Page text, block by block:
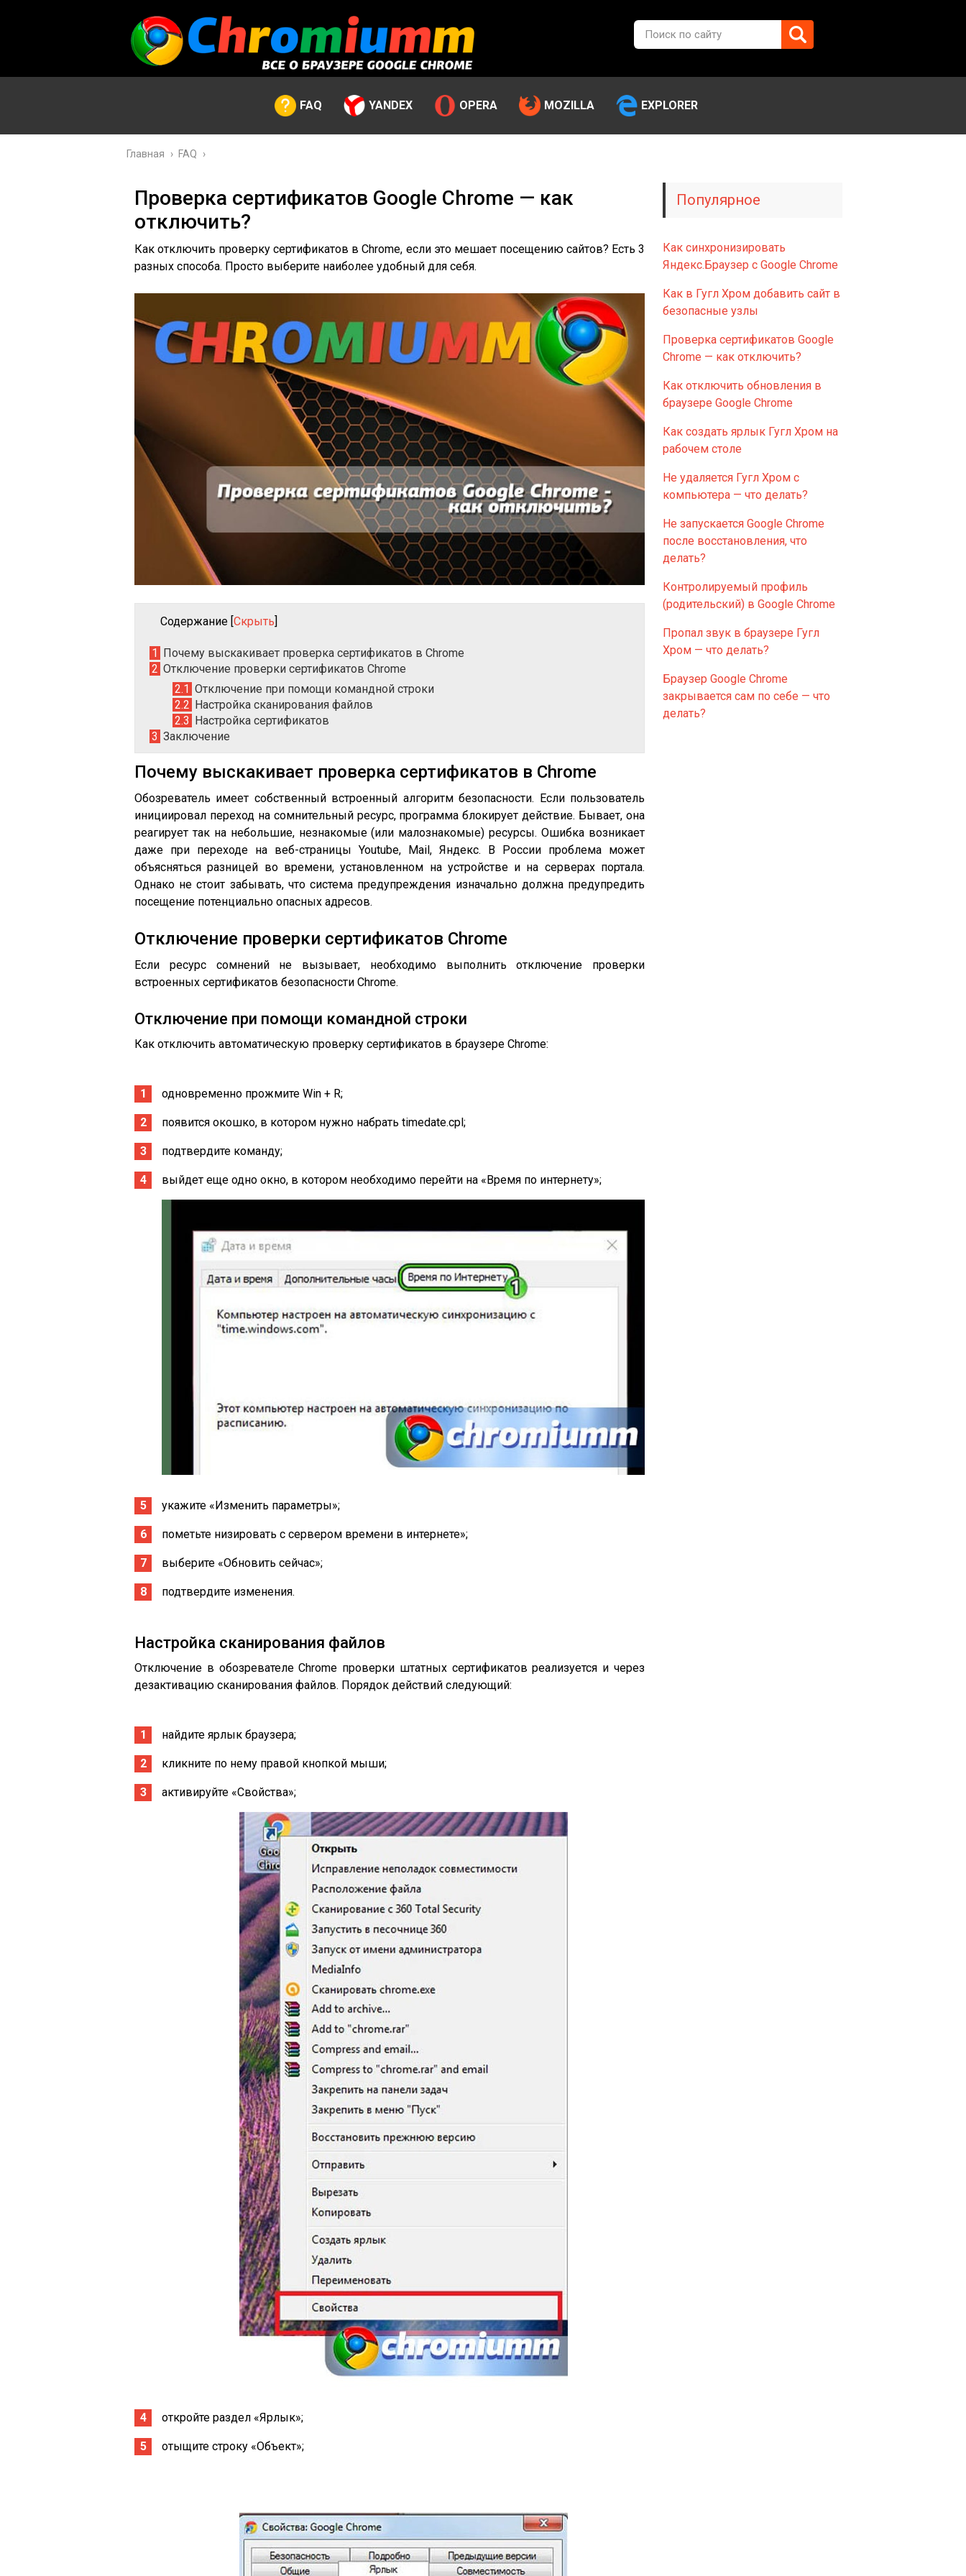
FAQ YANDEX OPERA MOZILLA EXPLORER
Главная › FAQ ›
Проверка сертификатов Google Chrome — как
отключить?
Как отключить проверку сертификатов в Chrome, если это мешает посещению сайтов? Есть 3
разных способа. Просто выберите наиболее удобный для себя.
Содержание [Скрыть]
1 Почему выскакивает проверка сертификатов в Chrome
2 Отключение проверки сертификатов Chrome
2.1 Отключение при помощи командной строки
2.2 Настройка сканирования файлов
2.3 Настройка сертификатов
3 Заключение
Почему выскакивает проверка сертификатов в Chrome
Обозреватель имеет собственный встроенный алгоритм безопасности. Если пользователь
инициировал переход на сомнительный ресурс, программа блокирует действие. Бывает, она
реагирует так на небольшие, незнакомые (или малознакомые) ресурсы. Ошибка возникает
даже при переходе на веб-страницы Youtube, Mail, Яндекс. В России проблема может
объясняться разницей во времени, установленном на устройстве и на серверах портала.
Однако не стоит забывать, что система предупреждения изначально должна предупредить
посещение потенциально опасных адресов.
Отключение проверки сертификатов Chrome
Если ресурс сомнений не вызывает, необходимо выполнить отключение проверки
встроенных сертификатов безопасности Chrome.
Отключение при помощи командной строки
Как отключить автоматическую проверку сертификатов в браузере Chrome:
одновременно прожмите Win + R;
появится окошко, в котором нужно набрать timedate.cpl;
подтвердите команду;
выйдет еще одно окно, в котором необходимо перейти на «Время по интернету»;
укажите «Изменить параметры»;
пометьте низировать с сервером времени в интернете»;
выберите «Обновить сейчас»;
подтвердите изменения.
Настройка сканирования файлов
Отключение в обозревателе Chrome проверки штатных сертификатов реализуется и через
дезактивацию сканирования файлов. Порядок действий следующий:
найдите ярлык браузера;
кликните по нему правой кнопкой мыши;
активируйте «Свойства»;
откройте раздел «Ярлык»;
отыщите строку «Объект»;
Популярное
Как синхронизировать
Яндекс.Браузер с Google Chrome
Как в Гугл Хром добавить сайт в
безопасные узлы
Проверка сертификатов Google
Chrome — как отключить?
Как отключить обновления в
браузере Google Chrome
Как создать ярлык Гугл Хром на
рабочем столе
Не удаляется Гугл Хром с
компьютера — что делать?
Не запускается Google Chrome
после восстановления, что
делать?
Контролируемый профиль
(родительский) в Google Chrome
Пропал звук в браузере Гугл
Хром — что делать?
Браузер Google Chrome
закрывается сам по себе — что
делать?